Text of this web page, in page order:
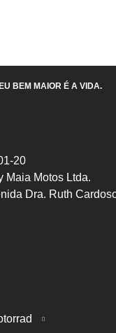
BEM MAIOR É A VIDA.
20
Maia Motos Ltda.
Dra. Ruth